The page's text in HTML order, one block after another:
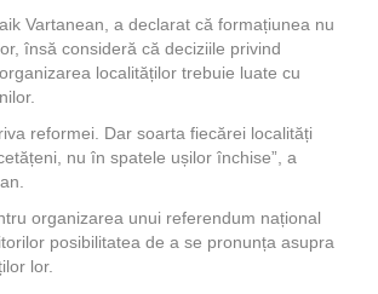
Vartanean, a declarat că formațiunea nu
însă consideră că deciziile privind
localităților trebuie luate cu
reformei. Dar soarta fiecărei localități
nu în spatele ușilor închise”, a
organizarea unui referendum național
posibilitatea de a se pronunța asupra
lor.